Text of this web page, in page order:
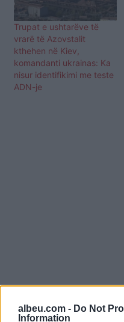
albeu.com - Do Not
Information
Trupat e ushtarëve të
vrarë të Azovstalit
kthehen në Kiev,
komandanti ukrainas: Ka
nisur identifikimi me teste
ADN-je
Tags:
konfliktet ne lindje